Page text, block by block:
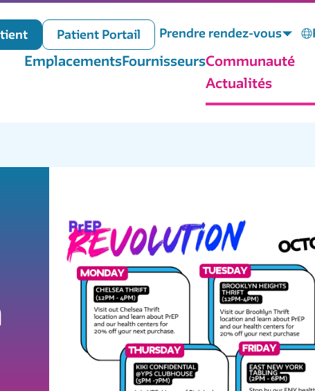
Patient Portail Prendre rendez-vous
EmplacementsFournisseursCommunauté
Actualités